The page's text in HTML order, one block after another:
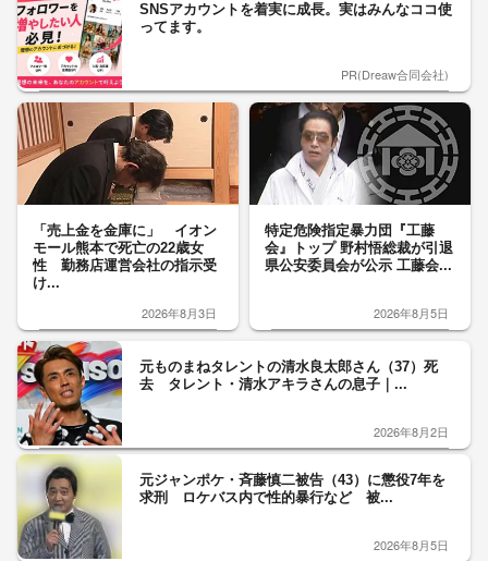
SNSアカウントを着実に成長。実はみんなココ使
ってます。
PR(Dreaw合同会社)
「売上金を金庫に」 イオン
モール熊本で死亡の22歳女
性 勤務店運営会社の指示受
け...
2026年8月3日
特定危険指定暴力団『工藤
会』トップ 野村悟総裁が引退
県公安委員会が公示 工藤会...
2026年8月5日
元ものまねタレントの清水良太郎さん（37）死
去 タレント・清水アキラさんの息子｜...
2026年8月2日
元ジャンポケ・斉藤慎二被告（43）に懲役7年を
求刑 ロケバス内で性的暴行など 被...
2026年8月5日